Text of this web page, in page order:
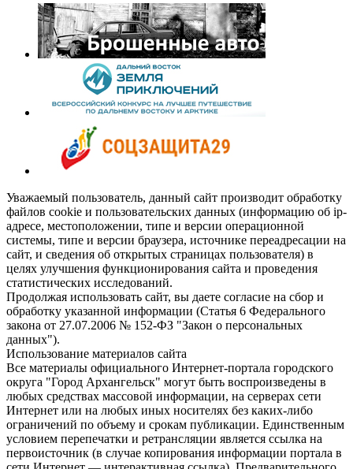
Уважаемый пользователь, данный сайт производит обработку
файлов cookie и пользовательских данных (информацию об ip-
адресе, местоположении, типе и версии операционной
системы, типе и версии браузера, источнике переадресации на
сайт, и сведения об открытых страницах пользователя) в
целях улучшения функционирования сайта и проведения
статистических исследований.
Продолжая использовать сайт, вы даете согласие на сбор и
обработку указанной информации (Статья 6 Федерального
закона от 27.07.2006 № 152-ФЗ "Закон о персональных
данных").
Использование материалов сайта
Все материалы официального Интернет-портала городского
округа "Город Архангельск" могут быть воспроизведены в
любых средствах массовой информации, на серверах сети
Интернет или на любых иных носителях без каких-либо
ограничений по объему и срокам публикации. Единственным
условием перепечатки и ретрансляции является ссылка на
первоисточник (в случае копирования информации портала в